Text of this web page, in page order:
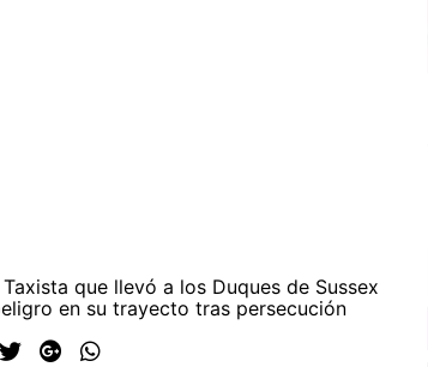
que llevó a los Duques de Sussex
en su trayecto tras persecución